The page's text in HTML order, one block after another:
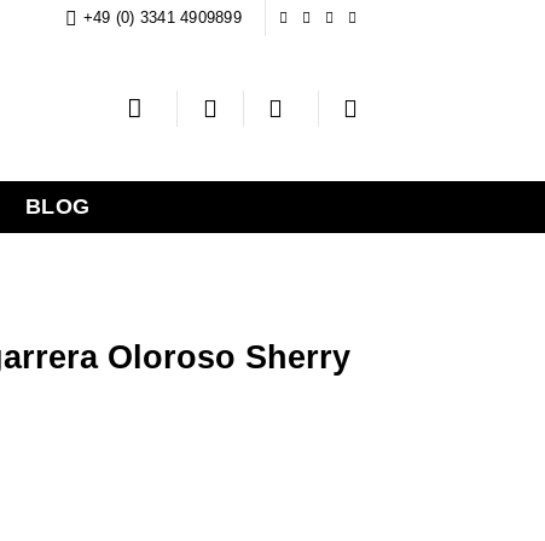
+49 (0) 3341 4909899
BLOG
Oloroso Sherry